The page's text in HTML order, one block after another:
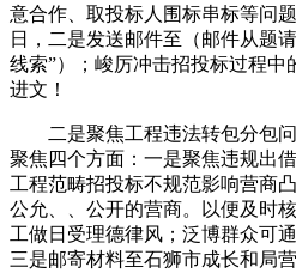
意合作、取投标人围标串标等问
日，二是发送邮件至（邮件从题
线索”）；峻厉冲击招投标过程中
进文！
二是聚焦工程违法转包分包问
聚焦四个方面：一是聚焦违规出
工程范畴招投标不规范影响营商
公允、、公开的营商。以便及时
工做日受理德律风；泛博群众可
三是邮寄材料至石狮市成长和局